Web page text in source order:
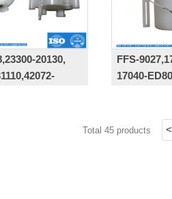
20130,
FFS-
17040-
Total 45 products <